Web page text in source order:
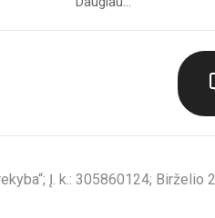
Į. k.: 305860124; Birželio